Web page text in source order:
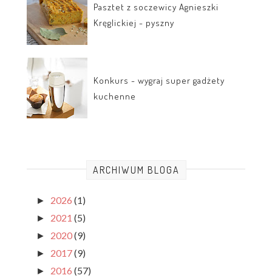
Pasztet z soczewicy Agnieszki
Kręglickiej - pyszny
Konkurs - wygraj super gadżety
kuchenne
ARCHIWUM BLOGA
► 2026 (1)
► 2021 (5)
► 2020(9)
► 2017(9)
► 2016 (57)